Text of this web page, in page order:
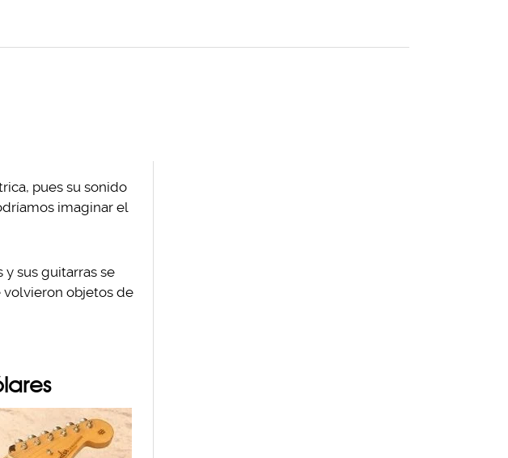
pues su sonido
imaginar el
sus guitarras se
volvieron objetos de